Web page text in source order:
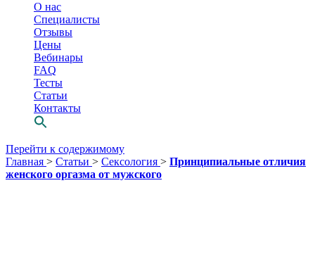
О нас
Специалисты
Отзывы
Цены
Вебинары
FAQ
Тесты
Статьи
Контакты
Перейти к содержимому
Главная > Статьи > Сексология > Принципиальные отличия
женского оргазма от мужского